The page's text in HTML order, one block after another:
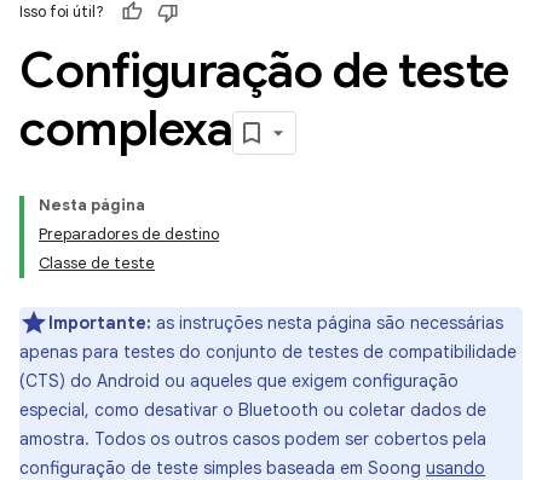
Isso foi útil?
Configuração de teste
complexa
Nesta página
Preparadores de destino
Classe de teste
Importante: as instruções nesta página são necessárias
apenas para testes do conjunto de testes de compatibilidade
(CTS) do Android ou aqueles que exigem configuração
especial, como desativar o Bluetooth ou coletar dados de
amostra. Todos os outros casos podem ser cobertos pela
configuração de teste simples baseada em Soong usando